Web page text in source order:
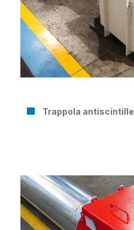
Trappola antiscintille